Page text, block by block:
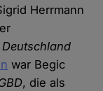
Herrmann
war Begic
, die als